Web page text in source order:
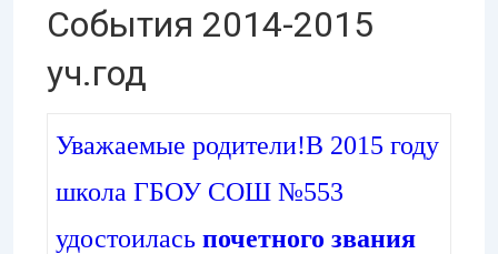
События 2014-2015
уч.год
Уважаемые родители!В 2015 году
школа ГБОУ СОШ №553
удостоилась почетного звания